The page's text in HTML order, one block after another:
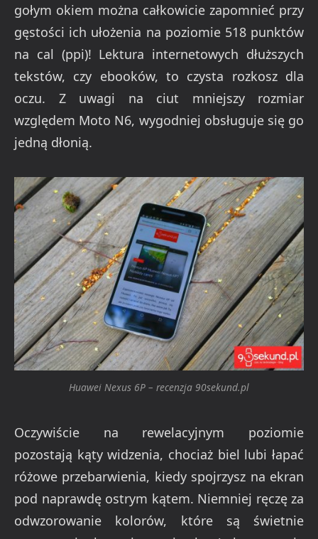
gołym okiem można całkowicie zapomnieć przy
gęstości ich ułożenia na poziomie 518 punktów
na cal (ppi)! Lektura internetowych dłuższych
tekstów, czy ebooków, to czysta rozkosz dla
oczu. Z uwagi na ciut mniejszy rozmiar
względem Moto N6, wygodniej obsługuje się go
jedną dłonią.
Huawei Nexus 6P – recenzja 90sekund.pl
Oczywiście na rewelacyjnym poziomie
pozostają kąty widzenia, chociaż biel lubi łapać
różowe przebarwienia, kiedy spojrzysz na ekran
pod naprawdę ostrym kątem. Niemniej ręczę za
odwzorowanie kolorów, które są świetnie